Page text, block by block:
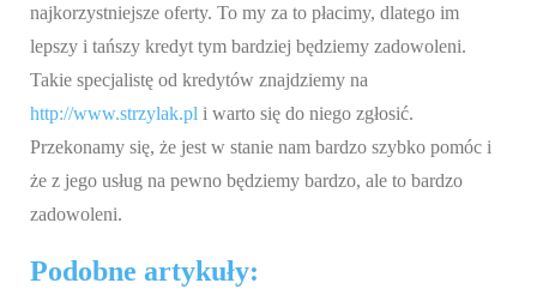
najkorzystniejsze oferty. To my za to płacimy, dlatego im
lepszy i tańszy kredyt tym bardziej będziemy zadowoleni.
Takie specjalistę od kredytów znajdziemy na
http://www.strzylak.pl i warto się do niego zgłosić.
Przekonamy się, że jest w stanie nam bardzo szybko pomóc i
że z jego usług na pewno będziemy bardzo, ale to bardzo
zadowoleni.
Podobne artykuły: